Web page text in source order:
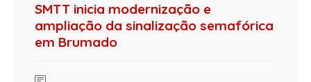
SMTT inicia modernização e
ampliação da sinalização semafórica
em Brumado